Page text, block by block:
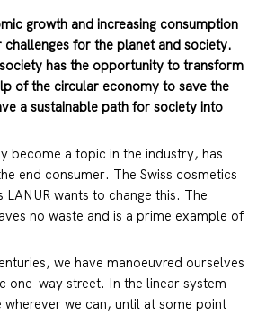
growth and increasing consumption
challenges for the planet and society.
has the opportunity to transform
of the circular economy to save the
a sustainable path for society into
become a topic in the industry, has
end consumer. The Swiss cosmetics
LANUR wants to change this. The
no waste and is a prime example of
we have manoeuvred ourselves
one-way street. In the linear system
we can, until at some point